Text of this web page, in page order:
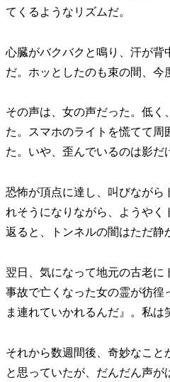
てくるようなリズムだ。
心臓がバクバクと鳴り、汗が背
だ。ホッとしたのも束の間、
その声は、女の声だった。低
た。スマホのライトを慌てて周
た。いや、歪んでいるのは影
恐怖が頂点に達し、叫びながら
れそうになりながら、ようやく
返ると、トンネルの闇はただ静
翌日、気になって地元の古老に
事故で亡くなった女の霊が彷徨
ま連れていかれるんだ』。私は
それから数週間後、奇妙なこ
と思っていたが、だんだん声